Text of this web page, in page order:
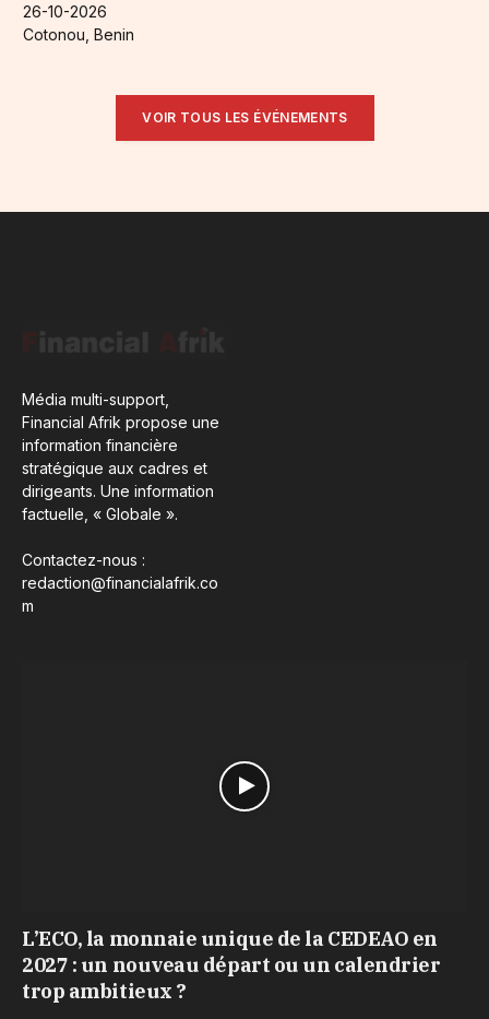
26-10-2026
Cotonou, Benin
VOIR TOUS LES ÉVÉNEMENTS
Média multi-support,
Financial Afrik propose une
information financière
stratégique aux cadres et
dirigeants. Une information
factuelle, « Globale ».
Contactez-nous :
redaction@financialafrik.co
m
L’ECO, la monnaie unique de la CEDEAO en
2027 : un nouveau départ ou un calendrier
trop ambitieux ?